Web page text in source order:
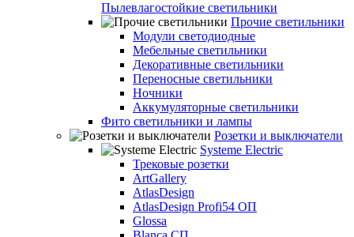
Пылевлагостойкие светильники
Прочие светильники
Модули светодиодные
Мебельные светильники
Декоративные светильники
Переносные светильники
Ночники
Аккумуляторные светильники
Фито светильники и лампы
Розетки и выключатели
Systeme Electric
Трековые розетки
ArtGallery
AtlasDesign
AtlasDesign Profi54 ОП
Glossa